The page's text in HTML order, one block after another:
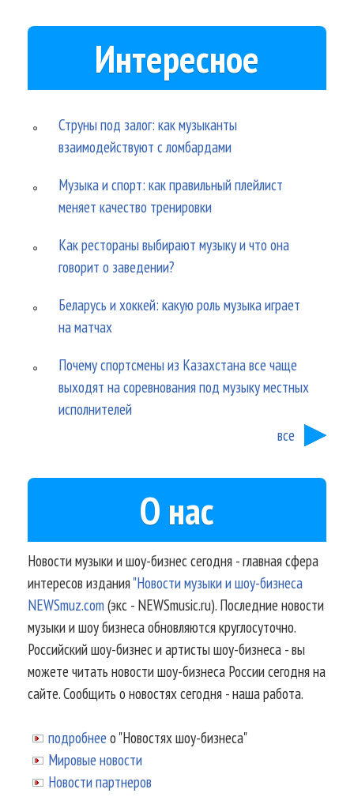
Интересное
Струны под залог: как музыканты
взаимодействуют с ломбардами
Музыка и спорт: как правильный плейлист
меняет качество тренировки
Как рестораны выбирают музыку и что она
говорит о заведении?
Беларусь и хоккей: какую роль музыка играет
на матчах
Почему спортсмены из Казахстана все чаще
выходят на соревнования под музыку местных
исполнителей
все
О нас
Новости музыки и шоу-бизнес сегодня - главная сфера
интересов издания"Новости музыки и шоу-бизнеса
NEWSmuz.com(экс - NEWSmusic.ru). Последние новости
музыки и шоу бизнеса обновляются круглосуточно.
Российский шоу-бизнес и артисты шоу-бизнеса - вы
можете читать новости шоу-бизнеса России сегодня на
сайте. Сообщить о новостях сегодня - наша работа.
подробнее о "Новостях шоу-бизнеса"
Мировые новости
Новости партнеров